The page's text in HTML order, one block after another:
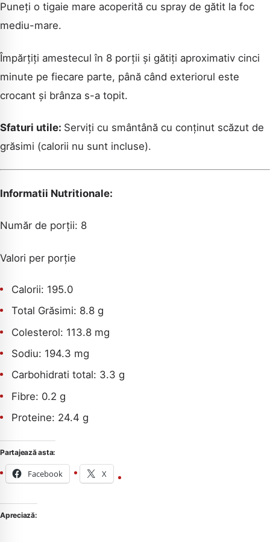
CAUTA
Puneți o tigaie mare acoperită cu spray de gătit la foc
mediu-mare.
Împărțiți amestecul în 8 porții și gătiți aproximativ cinci
minute pe fiecare parte, până când exteriorul este
crocant și brânza s-a topit.
Sfaturi utile: Serviți cu smântână cu conținut scăzut de
grăsimi (calorii nu sunt incluse).
Informatii Nutritionale:
Număr de porții: 8
Valori per porție
Calorii: 195.0
Total Grăsimi: 8.8 g
Colesterol: 113.8 mg
Sodiu: 194.3 mg
Carbohidrati total: 3.3 g
Fibre: 0.2 g
Proteine: 24.4 g
Partajează asta:
Facebook X
Apreciază: